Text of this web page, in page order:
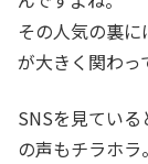
その人気の裏
が大きく関わっ
SNSを見てい
の声もチラホラ。